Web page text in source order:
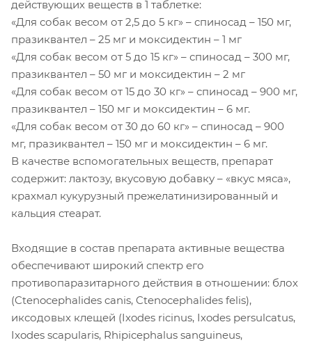
действующих веществ в 1 таблетке:
«Для собак весом от 2,5 до 5 кг» – спиносад – 150 мг,
празиквантел – 25 мг и моксидектин – 1 мг
«Для собак весом от 5 до 15 кг» – спиносад – 300 мг,
празиквантел – 50 мг и моксидектин – 2 мг
«Для собак весом от 15 до 30 кг» – спиносад – 900 мг,
празиквантел – 150 мг и моксидектин – 6 мг.
«Для собак весом от 30 до 60 кг» – спиносад – 900
мг, празиквантел – 150 мг и моксидектин – 6 мг.
В качестве вспомогательных веществ, препарат
содержит: лактозу, вкусовую добавку – «вкус мяса»,
крахмал кукурузный прежелатинизированный и
кальция стеарат.
Входящие в состав препарата активные вещества
обеспечивают широкий спектр его
противопаразитарного действия в отношении: блох
(Ctenocephalides canis, Ctenocephalides felis),
иксодовых клещей (Ixodes ricinus, Ixodes persulcatus,
Ixodes scapularis, Rhipicephalus sanguineus,